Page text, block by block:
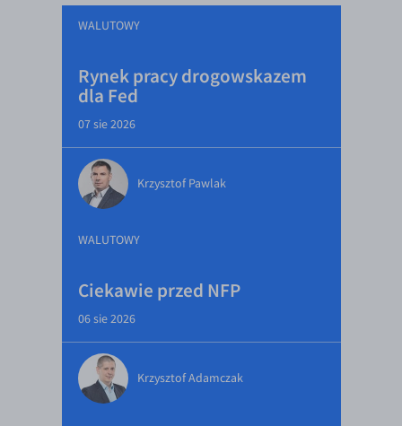
WALUTOWY
Rynek pracy drogowskazem
dla Fed
07 sie 2026
Krzysztof Pawlak
WALUTOWY
Ciekawie przed NFP
06 sie 2026
Krzysztof Adamczak